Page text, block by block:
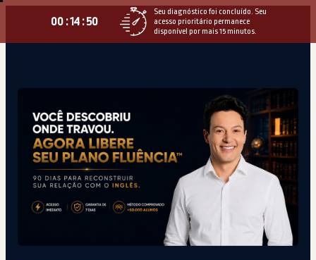
00 : 14 : 49
Seu diagnóstico foi concluído. Seu
acesso prioritário permanece
disponível por mais 15 minutos.